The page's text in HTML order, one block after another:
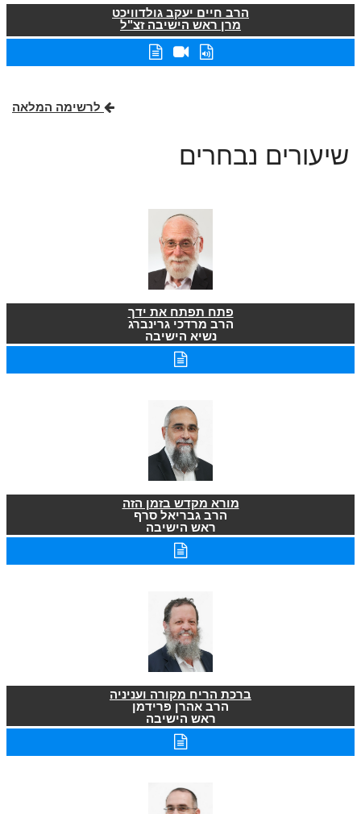
הרב חיים יעקב גולדוויכט
מרן ראש הישיבה זצ"ל
לרשימה המלאה
שיעורים נבחרים
פתח תפתח את ידך
הרב מרדכי גרינברג
נשיא הישיבה
מורא מקדש בזמן הזה
הרב גבריאל סרף
ראש הישיבה
ברכת הריח מקורה ועניניה
הרב אהרן פרידמן
ראש הישיבה